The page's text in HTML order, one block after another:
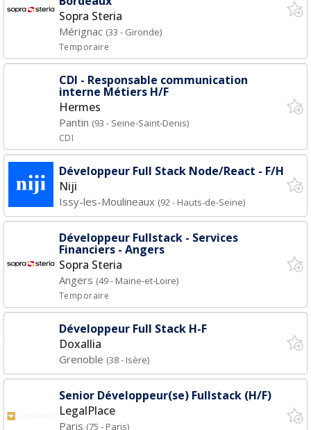
Sopra Steria
Mérignac (33 - Gironde)
Temporaire
CDI - Responsable communication
interne Métiers H/F
Hermes
Pantin (93 - Seine-Saint-Denis)
CDI
Développeur Full Stack Node/React - F/H
Niji
Issy-les-Moulineaux (92 - Hauts-de-Seine)
Développeur Fullstack - Services
Financiers - Angers
Sopra Steria
Angers (49 - Maine-et-Loire)
Temporaire
Développeur Full Stack H-F
Doxallia
Grenoble (38 - Isère)
Senior Développeur(se) Fullstack (H/F)
LegalPlace
Paris (75 - Paris)